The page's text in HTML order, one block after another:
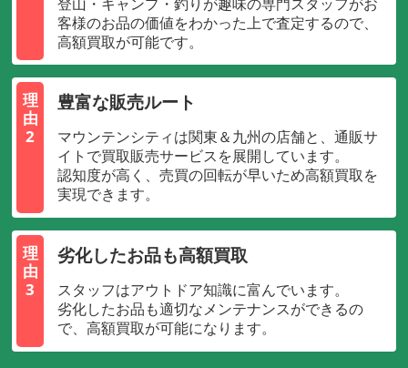
客様のお品の価値をわかった上で査定するので、
高額買取が可能です。
理
由
2
豊富な販売ルート
マウンテンシティは関東＆九州の店舗と、通販サ
イトで買取販売サービスを展開しています。
認知度が高く、売買の回転が早いため高額買取を
実現できます。
理
由
3
劣化したお品も高額買取
スタッフはアウトドア知識に富んでいます。
劣化したお品も適切なメンテナンスができるの
で、高額買取が可能になります。